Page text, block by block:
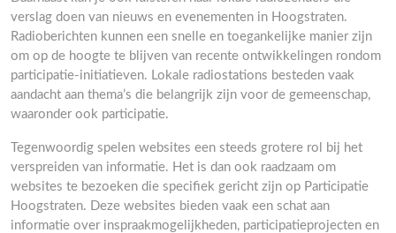
verslag doen van nieuws en evenementen in Hoogstraten.
Radioberichten kunnen een snelle en toegankelijke manier zijn
om op de hoogte te blijven van recente ontwikkelingen rondom
participatie-initiatieven. Lokale radiostations besteden vaak
aandacht aan thema’s die belangrijk zijn voor de gemeenschap,
waaronder ook participatie.
Tegenwoordig spelen websites een steeds grotere rol bij het
verspreiden van informatie. Het is dan ook raadzaam om
websites te bezoeken die specifiek gericht zijn op Participatie
Hoogstraten. Deze websites bieden vaak een schat aan
informatie over inspraakmogelijkheden, participatieprojecten en